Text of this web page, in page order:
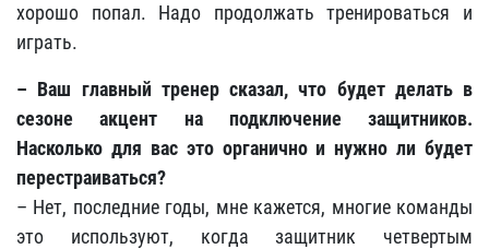
хорошо попал. Надо продолжать тренироваться и
играть.
– Ваш главный тренер сказал, что будет делать в
сезоне акцент на подключение защитников.
Насколько для вас это органично и нужно ли будет
перестраиваться?
– Нет, последние годы, мне кажется, многие команды
это используют, когда защитник четвертым